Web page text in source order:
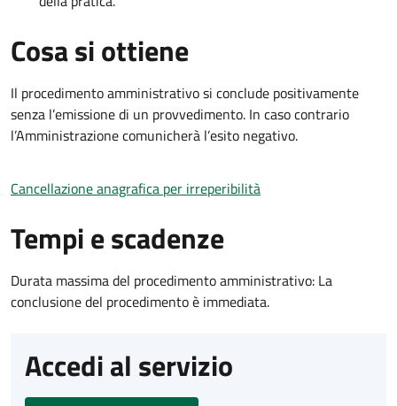
Cosa si ottiene
Il procedimento amministrativo si conclude positivamente
senza l’emissione di un provvedimento. In caso contrario
l’Amministrazione comunicherà l’esito negativo.
Cancellazione anagrafica per irreperibilità
Tempi e scadenze
Durata massima del procedimento amministrativo: La
conclusione del procedimento è immediata.
Accedi al servizio